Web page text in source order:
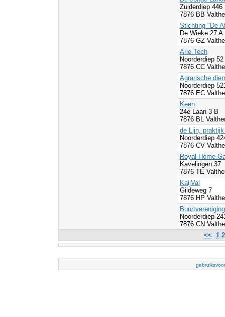
Zuiderdiep 446
7876 BB
Stichting "De
De Wieke 27 A
7876 GZ
Arie Tech
Noorderdiep 52
7876 CC
Agrarische
Noorderdiep
7876 EC
Keen
24e Laan 3 B
7876 BL
de Lijn,
Noorderdiep
7876 CV
Royal Home
Kavelingen 37
7876 TE
KaijVal
Gildeweg 7
7876 HP
Noorderdiep
7876 CN
<< 1